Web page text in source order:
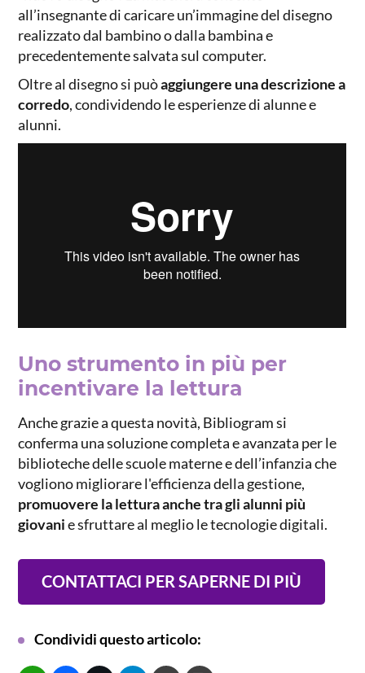
all’insegnante di caricare un’immagine del disegno
realizzato dal bambino o dalla bambina e
precedentemente salvata sul computer.
Oltre al disegno si puòaggiungere una descrizione a
corredo, condividendo le esperienze di alunne e
alunni.
Uno strumento in più per
incentivare la lettura
Anche grazie a questa novità, Bibliogram si
conferma una soluzione completa e avanzata per le
biblioteche delle scuole materne e dell’infanzia che
vogliono migliorare l'efficienza della gestione,
promuovere la lettura anche tra gli alunni più
giovanie sfruttare al meglio le tecnologie digitali.
CONTATTACI PER SAPERNE DI PIÙ
Condividi questo articolo: